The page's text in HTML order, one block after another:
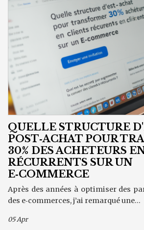
QUELLE STRUCTURE
POST‑ACHAT POUR
30% DES ACHETEURS
RÉCURRENTS SUR UN
E‑COMMERCE
Après des années à optimiser des
des e‑commerces, j’ai remarqué une...
05 Apr